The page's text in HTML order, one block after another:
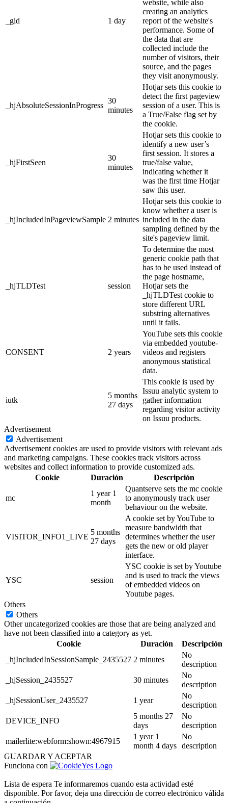
_gid 1 day
website, while also
creating an analytics
report of the website's
performance. Some of
the data that are
collected include the
number of visitors, their
source, and the pages
they visit anonymously.
_hjAbsoluteSessionInProgress
30
minutes
Hotjar sets this cookie to
detect the first pageview
session of a user. This is
a True/False flag set by
the cookie.
_hjFirstSeen
30
minutes
Hotjar sets this cookie to
identify a new user’s
first session. It stores a
true/false value,
indicating whether it
was the first time Hotjar
saw this user.
_hjIncludedInPageviewSample 2 minutes
Hotjar sets this cookie to
know whether a user is
included in the data
sampling defined by the
site's pageview limit.
_hjTLDTest session
To determine the most
generic cookie path that
has to be used instead of
the page hostname,
Hotjar sets the
_hjTLDTest cookie to
store different URL
substring alternatives
until it fails.
CONSENT 2 years
YouTube sets this cookie
via embedded youtube-
videos and registers
anonymous statistical
data.
iutk
5 months
27 days
This cookie is used by
Issuu analytic system to
gather information
regarding visitor activity
on Issuu products.
Advertisement
Advertisement
Advertisement cookies are used to provide visitors with relevant ads
and marketing campaigns. These cookies track visitors across
websites and collect information to provide customized ads.
Cookie
Duración Descripción
mc
1 year 1
month
Quantserve sets the mc cookie
to anonymously track user
behaviour on the website.
VISITOR_INFO1_LIVE
5 months
27 days
A cookie set by YouTube to
measure bandwidth that
determines whether the user
gets the new or old player
interface.
YSC session
YSC cookie is set by Youtube
and is used to track the views
of embedded videos on
Youtube pages.
Others
Others
Other uncategorized cookies are those that are being analyzed and
have not been classified into a category as yet.
Cookie
Duración
Descripción
_hjIncludedInSessionSample_2435527 2 minutes
No
description
_hjSession_2435527
30 minutes
No
description
_hjSessionUser_2435527
1 year
No
description
DEVICE_INFO
5 months 27
days
No
description
mailerlite:webform:shown:4967915
1 year 1
month 4 days
No
description
GUARDAR Y ACEPTAR
Funciona con
Lista de espera Te informaremos cuando esta actividad esté
disponible. Por favor, deja una dirección de correo electrónico válida